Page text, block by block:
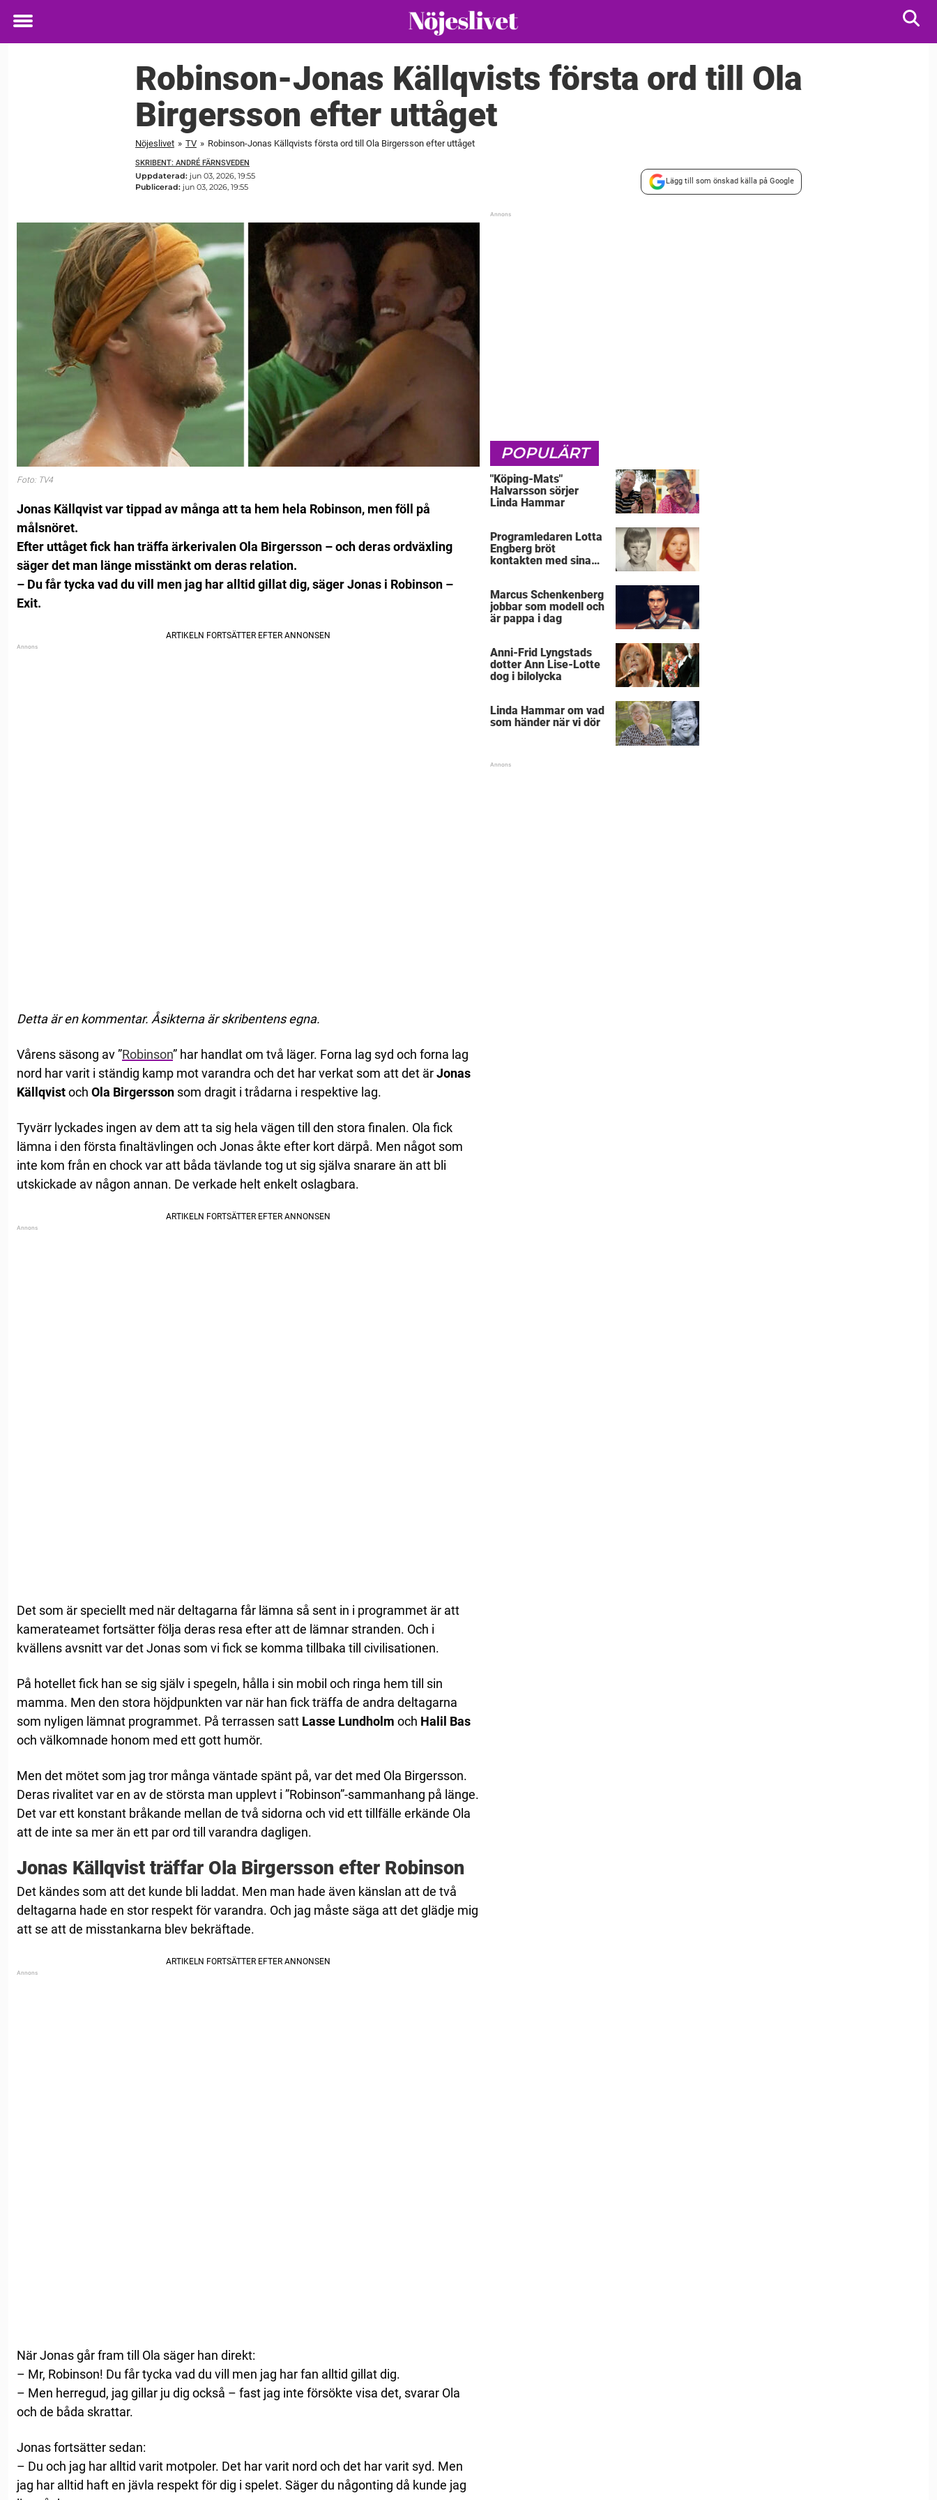
Toggle
Robinson-Jonas Källqvists första ord till Ola
Birgersson efter uttåget
Nöjeslivet » TV » Robinson-Jonas Källqvists första ord till Ola Birgersson efter uttåget
SKRIBENT: ANDRÉ FÄRNSVEDEN
Uppdaterad: jun 03, 2026, 19:55
Publicerad: jun 03, 2026, 19:55
Lägg till som önskad källa på Google
Foto: TV4
Jonas Källqvist var tippad av många att ta hem hela Robinson, men föll på
målsnöret.
Efter uttåget fick han träffa ärkerivalen Ola Birgersson – och deras ordväxling
säger det man länge misstänkt om deras relation.
– Du får tycka vad du vill men jag har alltid gillat dig, säger Jonas i Robinson –
Exit.
Detta är en kommentar. Åsikterna är skribentens egna.
Vårens säsong av ”Robinson” har handlat om två läger. Forna lag syd och forna lag
nord har varit i ständig kamp mot varandra och det har verkat som att det ärJonas
Källqvistoch Ola Birgersson som dragit i trådarna i respektive lag.
Tyvärr lyckades ingen av dem att ta sig hela vägen till den stora finalen. Ola fick
lämna i den första finaltävlingen och Jonas åkte efter kort därpå. Men något som
inte kom från en chock var att båda tävlande tog ut sig själva snarare än att bli
utskickade av någon annan. De verkade helt enkelt oslagbara.
Det som är speciellt med när deltagarna får lämna så sent in i programmet är att
kamerateamet fortsätter följa deras resa efter att de lämnar stranden. Och i
kvällens avsnitt var det Jonas som vi fick se komma tillbaka till civilisationen.
På hotellet fick han se sig själv i spegeln, hålla i sin mobil och ringa hem till sin
mamma. Men den stora höjdpunkten var när han fick träffa de andra deltagarna
som nyligen lämnat programmet. På terrassen satt Lasse Lundholm och Halil Bas
och välkomnade honom med ett gott humör.
Men det mötet som jag tror många väntade spänt på, var det med Ola Birgersson.
Deras rivalitet var en av de största man upplevt i ”Robinson”-sammanhang på länge.
Det var ett konstant bråkande mellan de två sidorna och vid ett tillfälle erkände Ola
att de inte sa mer än ett par ord till varandra dagligen.
Jonas Källqvist träffar Ola Birgersson efter Robinson
Det kändes som att det kunde bli laddat. Men man hade även känslan att de två
deltagarna hade en stor respekt för varandra. Och jag måste säga att det glädje mig
att se att de misstankarna blev bekräftade.
När Jonas går fram till Ola säger han direkt:
– Mr, Robinson! Du får tycka vad du vill men jag har fan alltid gillat dig.
– Men herregud, jag gillar ju dig också – fast jag inte försökte visa det, svarar Ola
och de båda skrattar.
Jonas fortsätter sedan:
– Du och jag har alltid varit motpoler. Det har varit nord och det har varit syd. Men
jag har alltid haft en jävla respekt för dig i spelet. Säger du någonting då kunde jag
POPULÄRT
"Köping-Mats"
Halvarsson sörjer
Linda Hammar
Programledaren Lotta
Engberg bröt
kontakten med sina
Marcus Schenkenberg
jobbar som modell och
är pappa i dag
Anni-Frid Lyngstads
dotter Ann Lise-Lotte
dog i bilolycka
Linda Hammar om vad
som händer när vi dör